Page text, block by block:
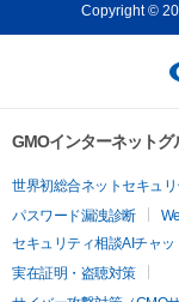
Copyright ©
GMOインターネット
世界初総合ネットセキュ
パスワード漏洩診断
セキュリティ相談AIチャッ
実在証明・盗聴対策